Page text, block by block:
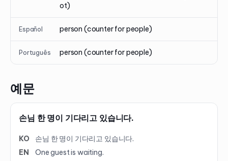
ot)
Español person (counter for people)
Português person (counter for people)
예문
손님 한 명이 기다리고 있습니다.
KO
손님 한 명이 기다리고 있습니다.
EN
One guest is waiting.